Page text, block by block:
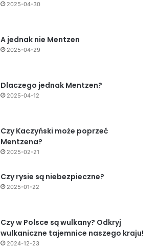
2025-04-30
A jednak nie Mentzen
2025-04-29
Dlaczego jednak Mentzen?
2025-04-12
Czy Kaczyński może poprzeć
Mentzena?
2025-02-21
Czy rysie są niebezpieczne?
2025-01-22
Czy w Polsce są wulkany? Odkryj
wulkaniczne tajemnice naszego kraju!
2024-12-23